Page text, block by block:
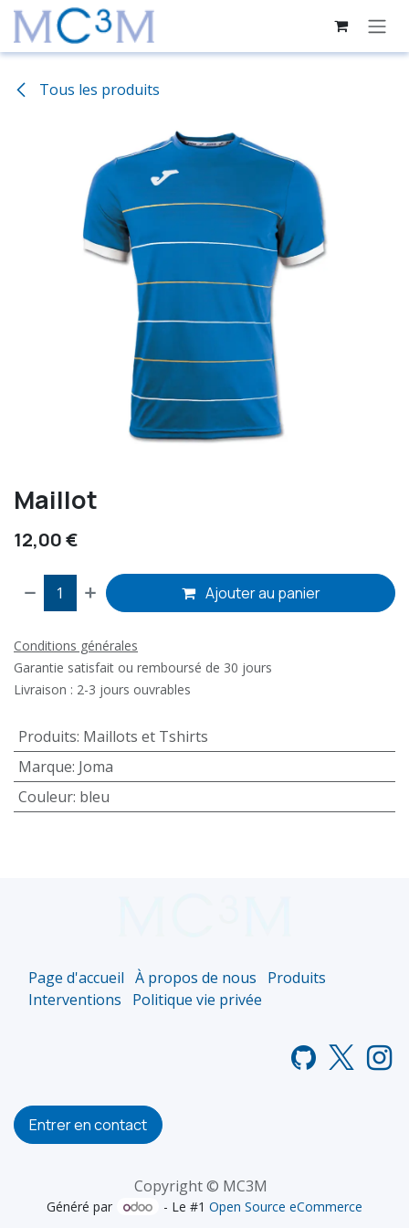
Se rendre au contenu
Tous les produits
Maillot
12,00€
Ajouter au panier
Conditions générales
Garantie satisfait ou remboursé de 30 jours
Livraison : 2-3 jours ouvrables
Produits: Maillots et Tshirts
Marque: Joma
Couleur: bleu
Page d'accueil À propos de nous
Produits
Interventions
Politique vie privée
Entrer en contact
Copyright © MC3M
Généré par - Le #1Open Source eCommerce